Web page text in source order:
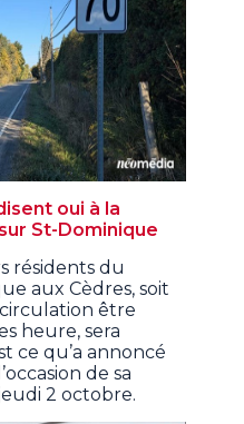
oui à la
St-Dominique
résidents du
aux Cèdres, soit
être
heure, sera
ce qu’a annoncé
de sa
2 octobre.